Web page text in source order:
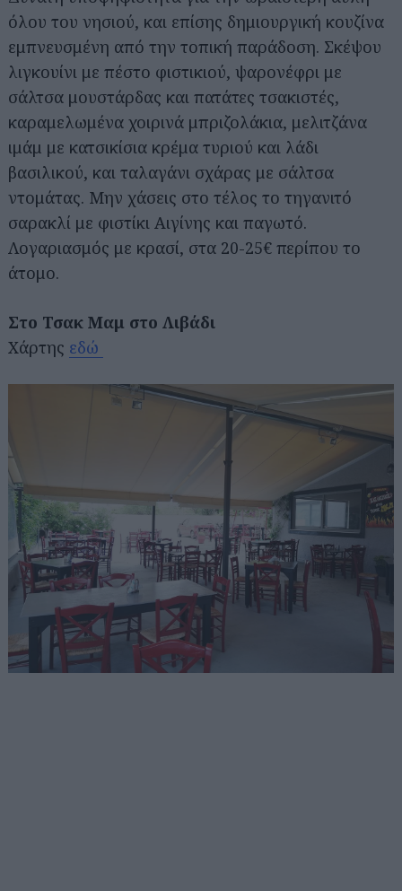
όλου του νησιού, και επίσης δημιουργική κουζίνα
εμπνευσμένη από την τοπική παράδοση. Σκέψου
λιγκουίνι με πέστο φιστικιού, ψαρονέφρι με
σάλτσα μουστάρδας και πατάτες τσακιστές,
καραμελωμένα χοιρινά μπριζολάκια, μελιτζάνα
ιμάμ με κατσικίσια κρέμα τυριού και λάδι
βασιλικού, και ταλαγάνι σχάρας με σάλτσα
ντομάτας. Μην χάσεις στο τέλος το τηγανιτό
σαρακλί με φιστίκι Αιγίνης και παγωτό.
Λογαριασμός με κρασί, στα 20-25€ περίπου το
άτομο.
Στο Τσακ Μαμ στο Λιβάδι
Χάρτης εδώ